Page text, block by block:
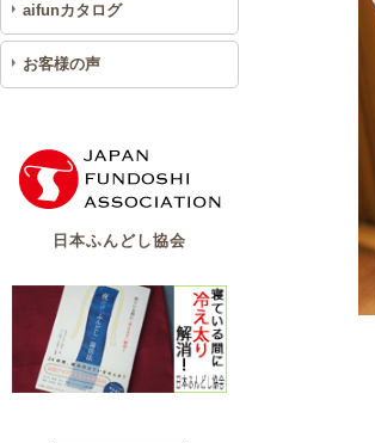
aifunカタログ
お客様の声
日本ふんどし協会